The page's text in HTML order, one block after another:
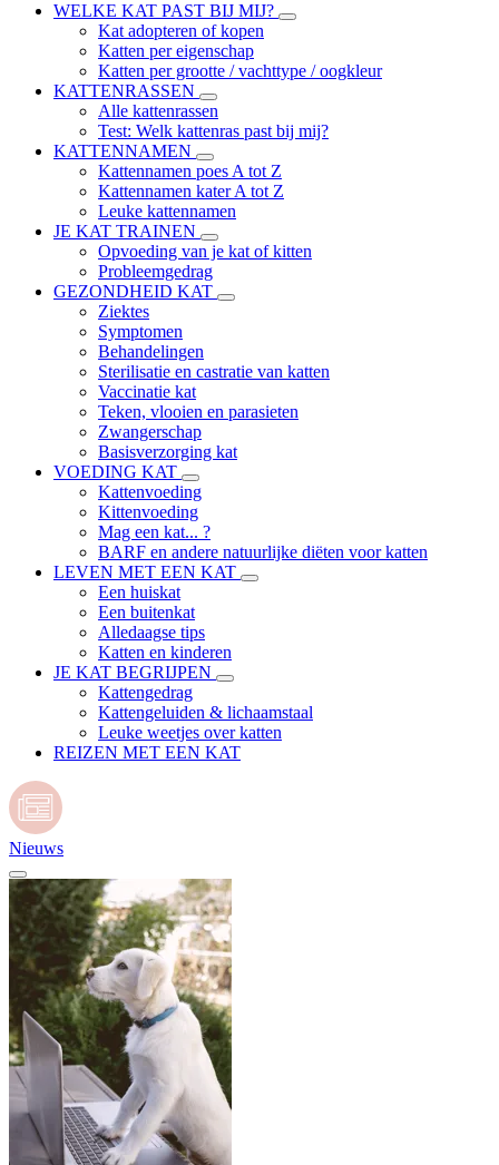
WELKE KAT PAST BIJ MIJ?
Kat adopteren of kopen
Katten per eigenschap
Katten per grootte / vachttype / oogkleur
KATTENRASSEN
Alle kattenrassen
Test: Welk kattenras past bij mij?
KATTENNAMEN
Kattennamen poes A tot Z
Kattennamen kater A tot Z
Leuke kattennamen
JE KAT TRAINEN
Opvoeding van je kat of kitten
Probleemgedrag
GEZONDHEID KAT
Ziektes
Symptomen
Behandelingen
Sterilisatie en castratie van katten
Vaccinatie kat
Teken, vlooien en parasieten
Zwangerschap
Basisverzorging kat
VOEDING KAT
Kattenvoeding
Kittenvoeding
Mag een kat... ?
BARF en andere natuurlijke diëten voor katten
LEVEN MET EEN KAT
Een huiskat
Een buitenkat
Alledaagse tips
Katten en kinderen
JE KAT BEGRIJPEN
Kattengedrag
Kattengeluiden & lichaamstaal
Leuke weetjes over katten
REIZEN MET EEN KAT
Nieuws